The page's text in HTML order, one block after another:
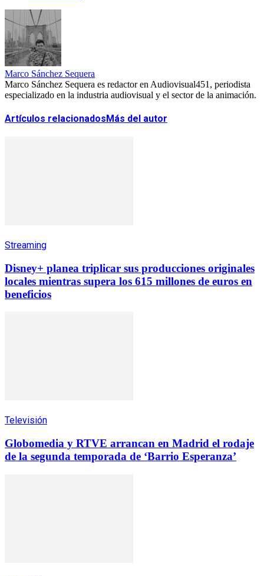
Marco Sánchez Sequera
Marco Sánchez Sequera es redactor en Audiovisual451, periodista
especializado en la industria audiovisual y el sector de la animación.
Artículos relacionadosMás del autor
Streaming
Disney+ planea triplicar sus producciones originales
locales mientras supera los 615 millones de euros en
beneficios
Televisión
Globomedia y RTVE arrancan en Madrid el rodaje
de la segunda temporada de ‘Barrio Esperanza’